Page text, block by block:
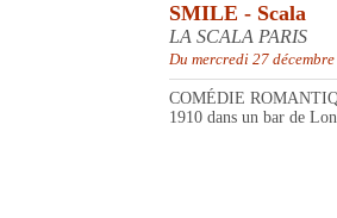
SMILE - Scala
LA SCALA PARIS
Du mercredi 27
COMÉDIE
1910 dans un bar de